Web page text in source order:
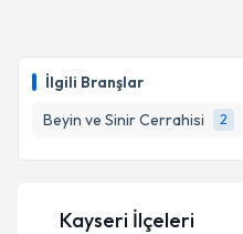
İlgili Branşlar
Beyin ve Sinir Cerrahisi
2
Kayseri İlçeleri